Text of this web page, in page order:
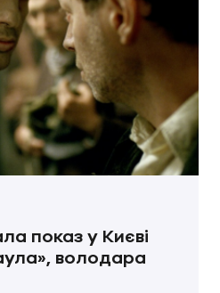
показ у Києві
володара